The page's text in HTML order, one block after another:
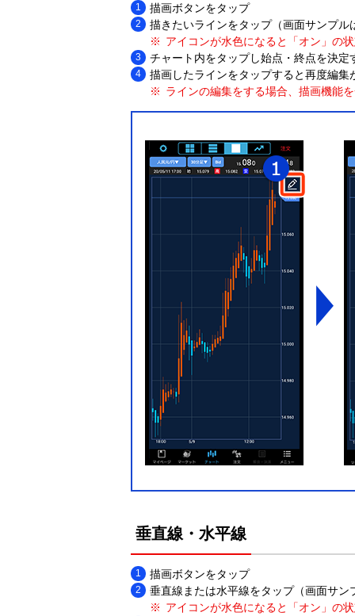
描画ボタンをタップ
描きたいラインをタップ（画面サンプル
アイコンが水色になると「オン」の
チャート内をタップし始点・終点を決定
描画したラインをタップすると再度編集
ラインの編集をする場合、描画機能
垂直線・水平線
描画ボタンをタップ
垂直線または水平線をタップ（画面サン
アイコンが水色になると「オン」の